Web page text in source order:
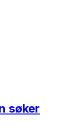
søker